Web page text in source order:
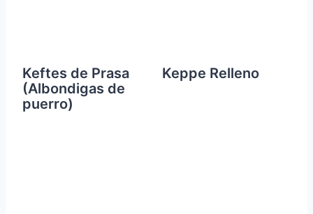
Keftes de Prasa
(Albondigas de
puerro)
Keppe Relleno